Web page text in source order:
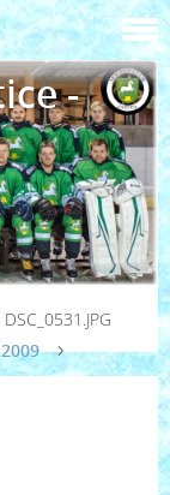
-
DSC_0531.JPG